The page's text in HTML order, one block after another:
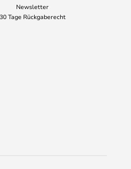
Newsletter
30 Tage Rückgaberecht